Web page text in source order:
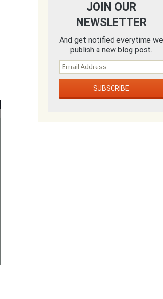
JOIN OUR
NEWSLETTER
And get notified everytime we
publish a new blog post.